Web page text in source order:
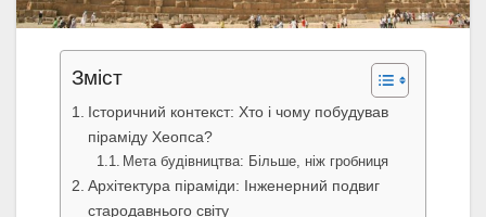
Зміст
Історичний контекст: Хто і чому побудував
піраміду Хеопса?
Мета будівництва: Більше, ніж гробниця
Архітектура піраміди: Інженерний подвиг
стародавнього світу